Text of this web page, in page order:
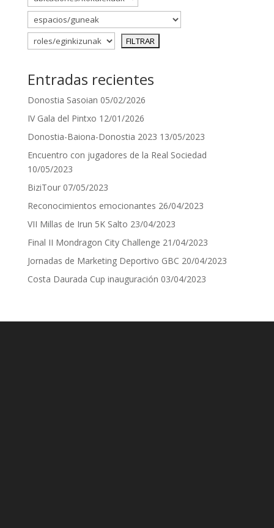
Entradas recientes
Donostia Sasoian 05/02/2026
IV Gala del Pintxo 12/01/2026
Donostia-Baiona-Donostia 2023 13/05/2023
Encuentro con jugadores de la Real Sociedad
10/05/2023
BiziTour 07/05/2023
Reconocimientos emocionantes 26/04/2023
VII Millas de Irun 5K Salto 23/04/2023
Final II Mondragon City Challenge 21/04/2023
Jornadas de Marketing Deportivo GBC 20/04/2023
Costa Daurada Cup inauguración 03/04/2023